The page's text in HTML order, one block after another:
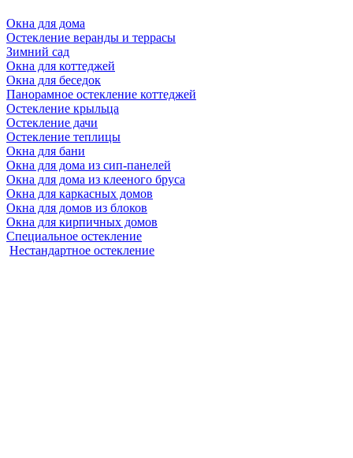
Окна для дома
Остекление веранды и террасы
Зимний сад
Окна для коттеджей
Окна для беседок
Панорамное остекление коттеджей
Остекление крыльца
Остекление дачи
Остекление теплицы
Окна для бани
Окна для дома из сип-панелей
Окна для дома из клееного бруса
Окна для каркасных домов
Окна для домов из блоков
Окна для кирпичных домов
Специальное остекление
Нестандартное остекление